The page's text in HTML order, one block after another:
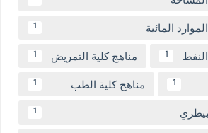
المائية 1
1 مناهج كلية التمريض 1
1 مناهج كلية الطب 1
1